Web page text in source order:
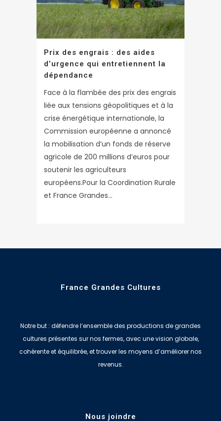
Prix des engrais : des aides
d’urgence qui entretiennent la
dépendance
Face à la flambée des prix des engrais
liée aux tensions géopolitiques et à la
crise énergétique internationale, la
Commission européenne a annoncé
la mobilisation d’un fonds de réserve
agricole de 200 millions d’euros pour
soutenir les agriculteurs
européens.Pour la Coordination Rurale
et France Grandes...
France Grandes Cultures
Notre but : défendre l’ensemble des productions de grandes
cultures présentes sur nos fermes, avec une vision globale,
cohérente et équilibrée, et trouver les moyens d’améliorer nos
revenus.
Nous joindre